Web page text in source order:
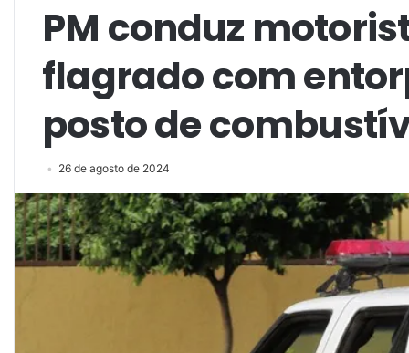
PM conduz
flagrado com
posto de
26 de agosto de 2024